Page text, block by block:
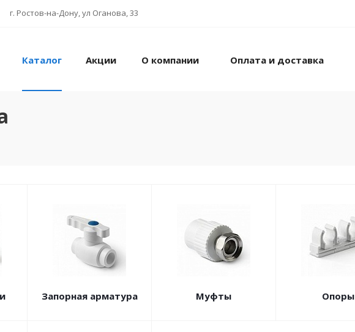
г. Ростов-на-Дону, ул Оганова, 33
Каталог Акции О компании Оплата и доставка
Запорная арматура Муфты Опоры